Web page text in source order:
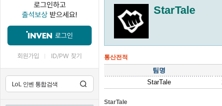
로그인하고
출석보상 받으세요!
로그인
회원가입 ID/PW 찾기
StarTale
통산전적
팀명
StarTale
StarTale